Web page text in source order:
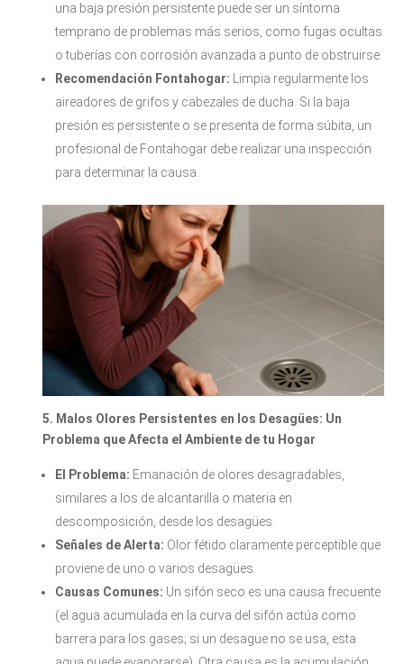
una baja presión persistente puede ser un síntoma
temprano de problemas más serios, como fugas ocultas
o tuberías con corrosión avanzada a punto de obstruirse.
Recomendación Fontahogar: Limpia regularmente los
aireadores de grifos y cabezales de ducha. Si la baja
presión es persistente o se presenta de forma súbita, un
profesional de Fontahogar debe realizar una inspección
para determinar la causa.
5. Malos Olores Persistentes en los Desagües: Un
Problema que Afecta el Ambiente de tu Hogar
El Problema: Emanación de olores desagradables,
similares a los de alcantarilla o materia en
descomposición, desde los desagües.
Señales de Alerta: Olor fétido claramente perceptible que
proviene de uno o varios desagües.
Causas Comunes: Un sifón seco es una causa frecuente
(el agua acumulada en la curva del sifón actúa como
barrera para los gases; si un desagüe no se usa, esta